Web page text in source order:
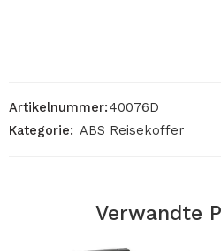
Artikelnummer:40076D
Kategorie: ABS Reisekoffer
Verwandte